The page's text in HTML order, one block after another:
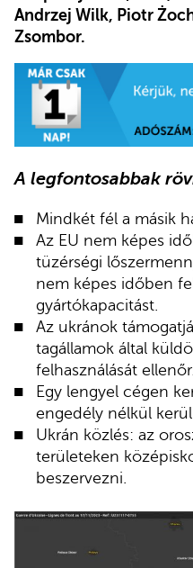
Andrzej Wilk, Piotr
Zsombor.
A legfontosabbak
Mindkét fél a másik
Az EU nem képes
tüzérségi
nem képes időben
gyártókapacitást.
Az ukránok
tagállamok által
felhasználását
Egy lengyel cégen
engedély nélkül
Ukrán közlés: az
területeken
beszervezni.